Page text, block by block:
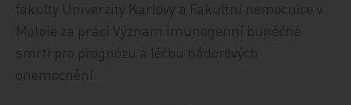
fakulty Univerzity Karlovy a Fakultní nemocnice v
Motole za práci Význam imunogenní buněčné
smrti pro prognózu a léčbu nádorových
onemocnění.